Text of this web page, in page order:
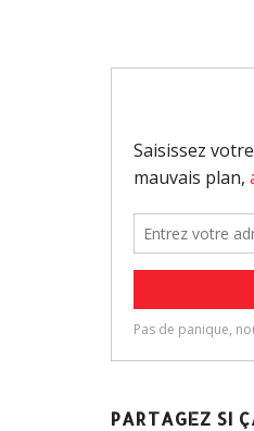
PARTAGEZ SI